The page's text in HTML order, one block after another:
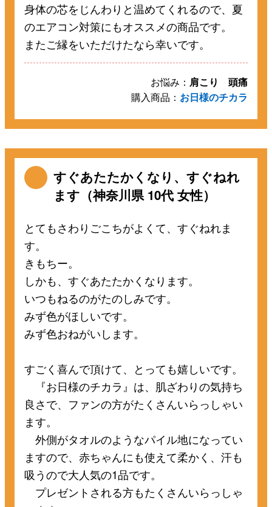
身体の芯をじんわりと温めてくれるので、夏
のエアコン対策にもオススメの商品です。
またご縁をいただけたなら幸いです。
お悩み： 肩こり 頭痛
購入商品： お日様のチカラ
すぐあたたかくなり、すぐねれ
ます（神奈川県 10代 女性）
とてもさわりごこちがよくて、すぐねれま
す。
きもちー。
しかも、すぐあたたかくなります。
いつもねるのがたのしみです。
みず色がほしいです。
みず色おねがいします。
すごく喜んで頂けて、とっても嬉しいです。
『お日様のチカラ』は、肌ざわりの気持ち
良さで、ファンの方がたくさんいらっしゃい
ます。
外側がタオルのようなパイル地になってい
ますので、赤ちゃんにも使えて柔かく、汗も
吸うので大人気の1品です。
プレゼントされる方もたくさんいらっしゃ